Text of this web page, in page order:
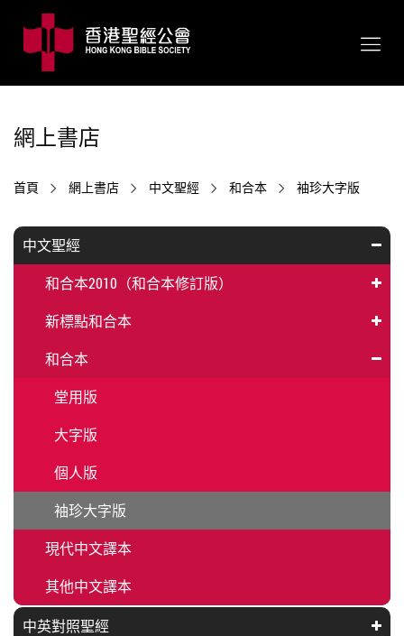
網上書店
首頁 網上書店 中文聖經 和合本 袖珍大字版
中文聖經
和合本2010（和合本修訂版）
新標點和合本
和合本
堂用版
大字版
個人版
袖珍大字版
現代中文譯本
其他中文譯本
中英對照聖經